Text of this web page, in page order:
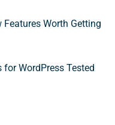
Features Worth Getting
WordPress Tested